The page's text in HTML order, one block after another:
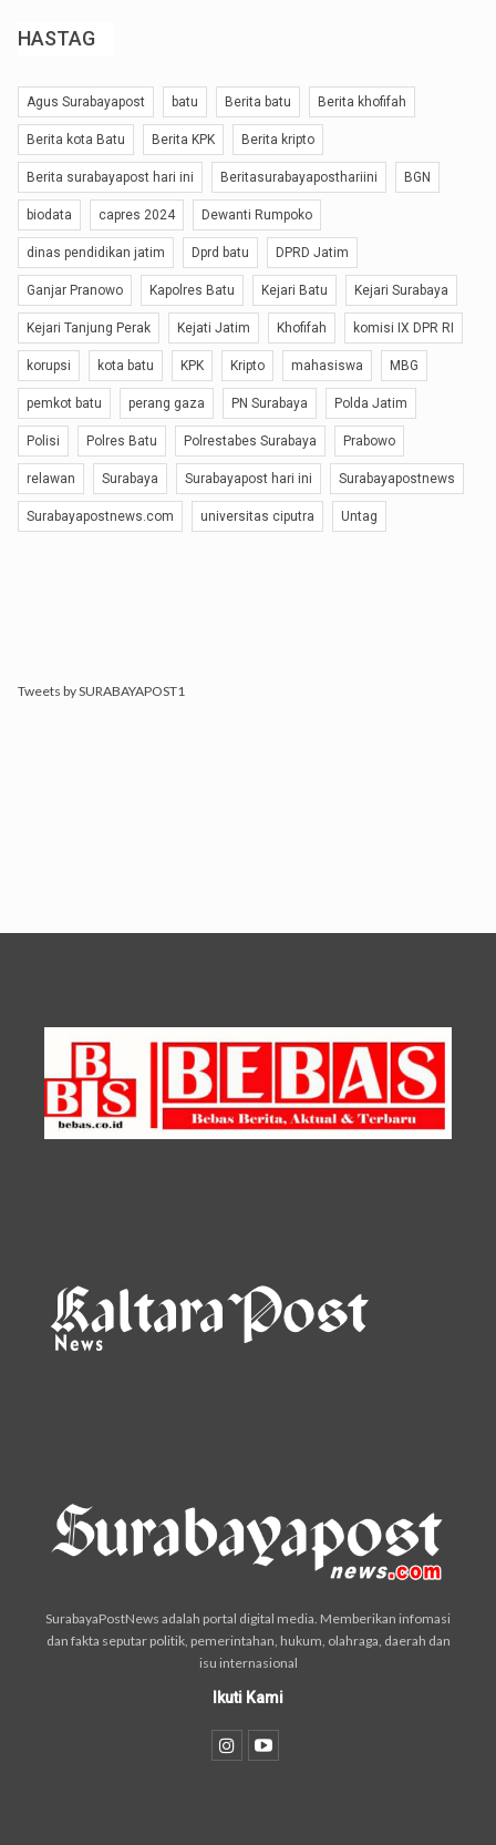
HASTAG
Agus Surabayapost batu Berita batu Berita khofifah
Berita kota Batu Berita KPK Berita kripto
Berita surabayapost hari ini Beritasurabayaposthariini BGN
biodata capres 2024 Dewanti Rumpoko
dinas pendidikan jatim Dprd batu DPRD Jatim
Ganjar Pranowo Kapolres Batu Kejari Batu Kejari Surabaya
Kejari Tanjung Perak Kejati Jatim Khofifah komisi IX DPR RI
korupsi kota batu KPK Kripto mahasiswa MBG
pemkot batu perang gaza PN Surabaya Polda Jatim
Polisi Polres Batu Polrestabes Surabaya Prabowo
relawan Surabaya Surabayapost hari ini Surabayapostnews
Surabayapostnews.com universitas ciputra Untag
Tweets by SURABAYAPOST1
SurabayaPostNews adalah portal digital media. Memberikan infomasi
dan fakta seputar politik, pemerintahan, hukum, olahraga, daerah dan
isu internasional
Ikuti Kami